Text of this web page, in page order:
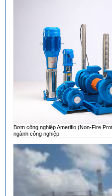
Bơm công nghiệp Ameriflo (Non-Fire
ngành công nghiệp